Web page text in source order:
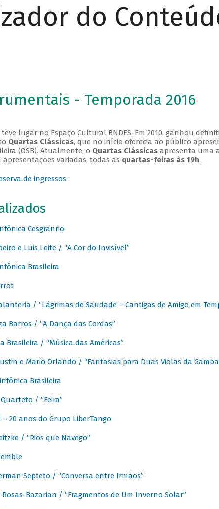
do
- Temporada 2016
lugar no Espaço Cultural BNDES. Em 2010, ganhou
Quartas Clássicas, que no início oferecia ao público
(OSB). Atualmente, o Quartas Clássicasapresenta uma
variadas, todas as quartas-feiras às 19h.
de ingressos.
Cesgranrio
e Luis Leite / “A Cor do Invisível”
Brasileira
/ “Lágrimas de Saudade – Cantigas de Amigo em
Barros / “A Dança das Cordas”
Brasileira / “Música das Américas”
e Mario Orlando / “Fantasias para Duas Violas da
Brasileira
/ “Feira”
– 20 anos do Grupo LiberTango
/ “Rios que Navego”
Septeto / “Conversa entre Irmãos”
Rosas-Bazarian / “Fragmentos de Um Inverno Solar”